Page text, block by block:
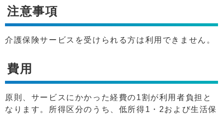
注意事項
介護保険サービスを受けられる方は利用できません。
費用
原則、サービスにかかった経費の1割が利用者負担と
なります。所得区分のうち、低所得1・2および生活保